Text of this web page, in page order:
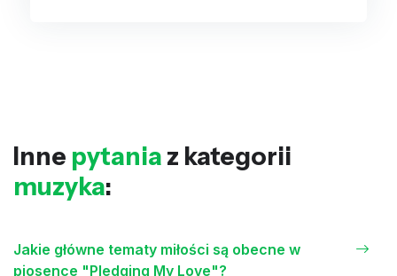
Inne pytania z kategorii
muzyka:
Jakie główne tematy miłości są obecne w
piosence "Pledging My Love"?